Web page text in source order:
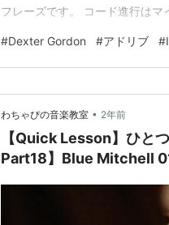
フレーズです。 コード進行は
ます。 実際は、最初の音が前
#Dexter Gordon #アドリブ #
わちゃぴの音楽教室 • 2年前
【Quick Lesson】ひと
Part18】Blue Mitchell